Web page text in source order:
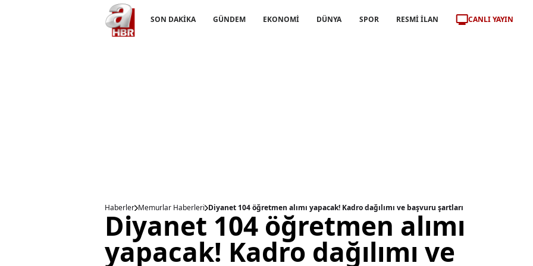
SON DAKİKA GÜNDEM EKONOMİ DÜNYA SPOR RESMİ İLAN CANLI YAYIN
Haberler Memurlar Haberleri Diyanet 104 öğretmen alımı yapacak! Kadro dağılımı ve başvuru şartları
Diyanet 104 öğretmen alımı
yapacak! Kadro dağılımı ve